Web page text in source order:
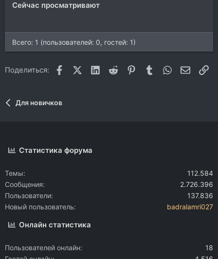
иСейчас просматривают
Всего: 1 (пользователей: 0, гостей: 1)
Поделиться: FacebookX (Twitter)
LinkedIn
Reddit Pinterest
Tumblr WhatsApp
Для новичков
Статистика форума
Темы
112.584
Сообщения
2.726.396
Пользователи
137.836
Новый пользователь
badralamri027
Онлайн статистика
Пользователей онлайн
18